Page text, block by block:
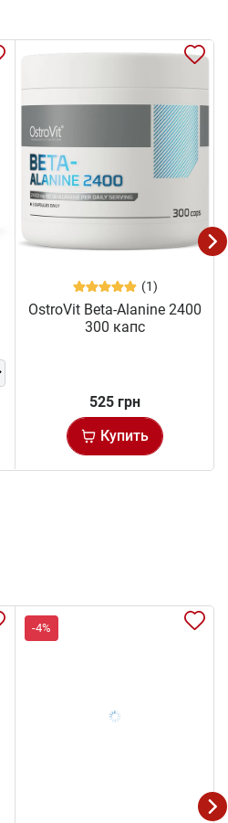
(1)
OstroVit Beta-Alanine 2400
300 капс
525 грн
Купить
-4%